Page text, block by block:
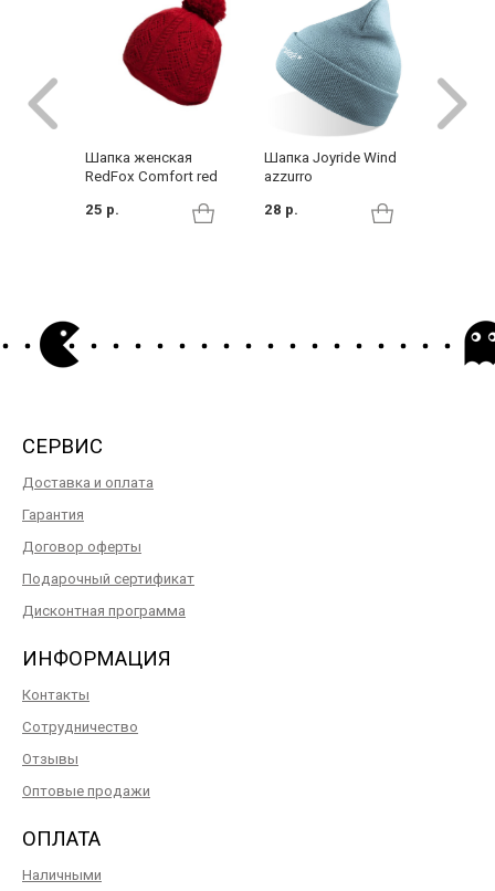
Шапка женская
RedFox Comfort red
25 р.
Шапка Joyride Wind
azzurro
28 р.
СЕРВИС
Доставка и оплата
Гарантия
Договор оферты
Подарочный сертификат
Дисконтная программа
ИНФОРМАЦИЯ
Контакты
Сотрудничество
Отзывы
Оптовые продажи
ОПЛАТА
Наличными